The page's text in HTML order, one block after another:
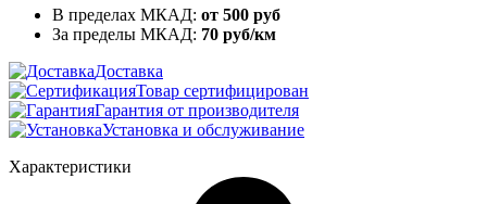
В пределах МКАД: от 500 руб
За пределы МКАД: 70 руб/км
Доставка
Товар сертифицирован
Гарантия от производителя
Установка и обслуживание
Характеристики